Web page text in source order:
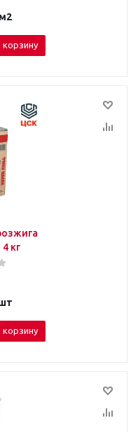
корзину
кг
корзину